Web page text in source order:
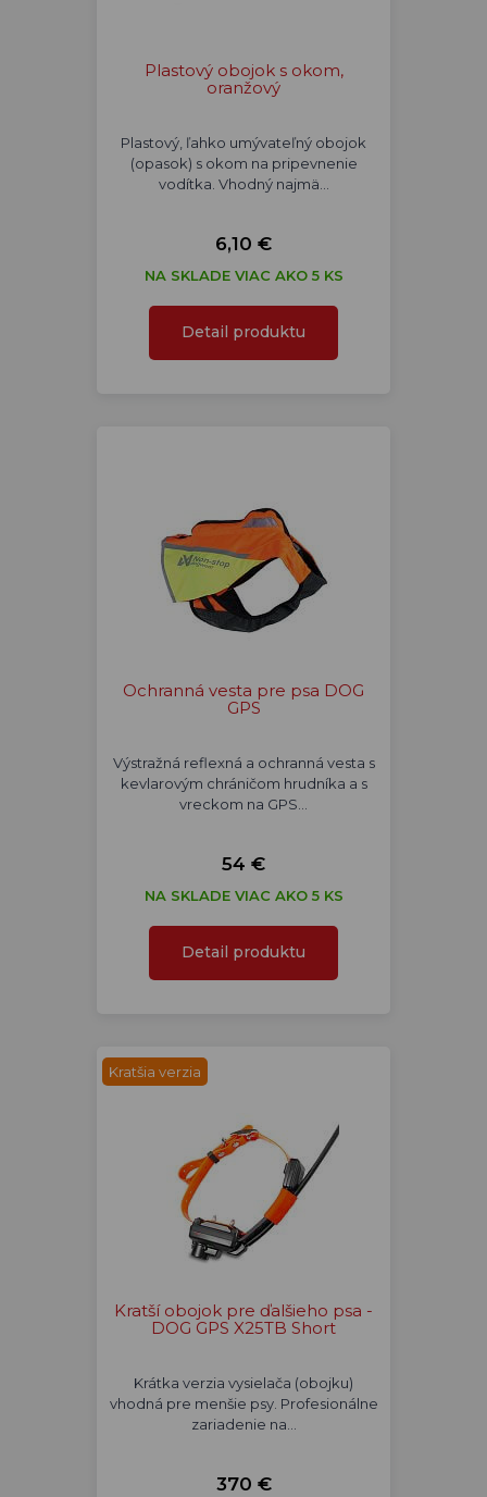
Plastový obojok s okom,
oranžový
Plastový, ľahko umývateľný obojok
(opasok) s okom na pripevnenie
vodítka. Vhodný najmä…
6,10 €
NA SKLADE VIAC AKO 5 KS
Detail produktu
Ochranná vesta pre psa DOG
GPS
Výstražná reflexná a ochranná vesta s
kevlarovým chráničom hrudníka a s
vreckom na GPS…
54 €
NA SKLADE VIAC AKO 5 KS
Detail produktu
Kratšia verzia
Kratší obojok pre ďalšieho psa -
DOG GPS X25TB Short
Krátka verzia vysielača (obojku)
vhodná pre menšie psy. Profesionálne
zariadenie na…
370 €